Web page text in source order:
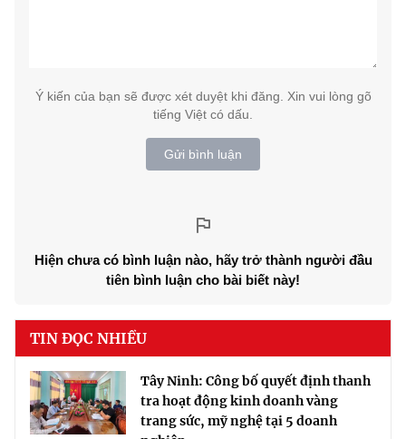
Ý kiến của bạn sẽ được xét duyệt khi đăng. Xin vui lòng gõ
tiếng Việt có dấu.
Gửi bình luận
Hiện chưa có bình luận nào, hãy trở thành người đầu
tiên bình luận cho bài biết này!
TIN ĐỌC NHIỀU
Tây Ninh: Công bố quyết định thanh
tra hoạt động kinh doanh vàng
trang sức, mỹ nghệ tại 5 doanh